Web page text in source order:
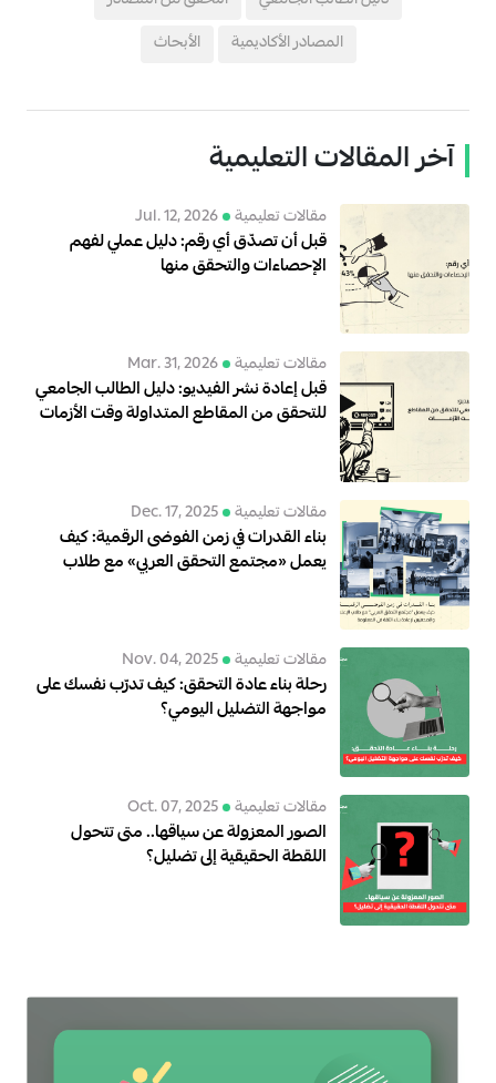
المصادر الأكاديمية
الأبحاث
آخر المقالات التعليمية
مقالات تعليمية Jul. 12, 2026
قبل أن تصدّق أي رقم: دليل عملي لفهم
الإحصاءات والتحقق منها
مقالات تعليمية Mar. 31, 2026
قبل إعادة نشر الفيديو: دليل الطالب الجامعي
للتحقق من المقاطع المتداولة وقت الأزمات
مقالات تعليمية Dec. 17, 2025
بناء القدرات في زمن الفوضى الرقمية: كيف
يعمل «مجتمع التحقق العربي» مع طلاب
مقالات تعليمية Nov. 04, 2025
رحلة بناء عادة التحقق: كيف تدرّب نفسك على
مواجهة التضليل اليومي؟
مقالات تعليمية Oct. 07, 2025
الصور المعزولة عن سياقها.. متى تتحول
اللقطة الحقيقية إلى تضليل؟